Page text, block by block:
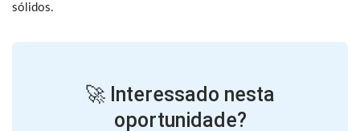
sólidos.
🚀 Interessado nesta
oportunidade?